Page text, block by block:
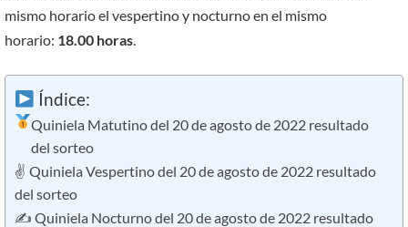
mismo horario el vespertino y nocturno en el mismo
horario: 18.00 horas.
Índice:
Quiniela Matutino del 20 de agosto de 2022 resultado
del sorteo
✌ Quiniela Vespertino del 20 de agosto de 2022 resultado
del sorteo
✍ Quiniela Nocturno del 20 de agosto de 2022 resultado